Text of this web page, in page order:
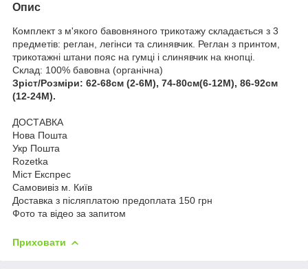
Опис
Комплект з м'якого бавовняного трикотажу складається з 3
предметів: реглан, легінси та слинявчик. Реглан з принтом,
трикотажні штани пояс на гумці і слинявчик на кнопці.
Склад: 100% бавовна (органічна)
Зріст/Розміри: 62-68см (2-6М), 74-80см(6-12М), 86-92см
(12-24М).
ДОСТАВКА
Нова Пошта
Укр Пошта
Rozetka
Міст Експрес
Самовивіз м. Київ
Доставка з післяплатою предоплата 150 грн
Фото та відео за запитом
Приховати